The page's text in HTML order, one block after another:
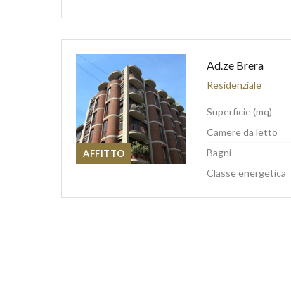
AFFITTO
Ad.ze Brera
Residenziale
Superficie (mq)
Camere da letto
Bagni
Classe energetica